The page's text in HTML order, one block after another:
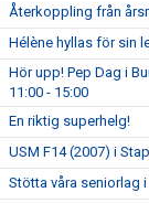
Återkoppling från
Hélène hyllas för sin
Hör upp! Pep Dag i
11:00 - 15:00
En riktig superhelg!
USM F14 (2007) i
Stötta våra seniorlag